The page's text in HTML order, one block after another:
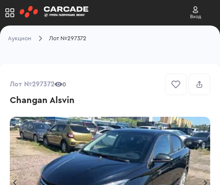
Вход
Аукцион Лот №297372
Лот №297372 0
Changan Alsvin